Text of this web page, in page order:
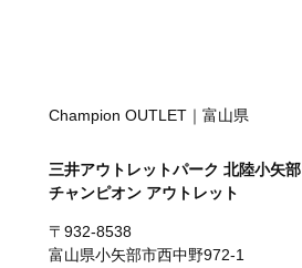
Champion OUTLET｜富山県
三井アウトレットパーク 北陸小矢部
チャンピオン アウトレット
〒932-8538
富山県小矢部市西中野972-1